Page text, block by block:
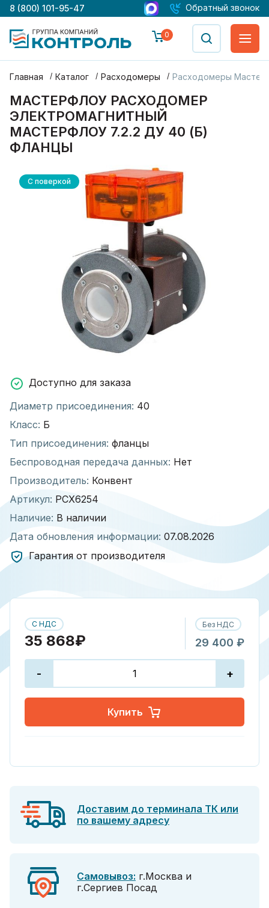
8 (800) 101-95-47 Обратный звонок
0
Главная Каталог Расходомеры Расходомеры
МАСТЕРФЛОУ РАСХОДОМЕР
ЭЛЕКТРОМАГНИТНЫЙ
МАСТЕРФЛОУ 7.2.2 ДУ 40 (Б)
ФЛАНЦЫ
С поверкой
Доступно для заказа
Диаметр присоединения: 40
Класс: Б
Тип присоединения: фланцы
Беспроводная передача данных: Нет
Производитель: Конвент
Артикул: РСХ6254
Наличие: В наличии
Дата обновления информации: 07.08.2026
Гарантия от производителя
С НДС
35 868₽
Без НДС
29 400 ₽
- +
Купить
Доставим до терминала ТК или
по вашему адресу
Самовывоз: г.Москва и
г.Сергиев Посад